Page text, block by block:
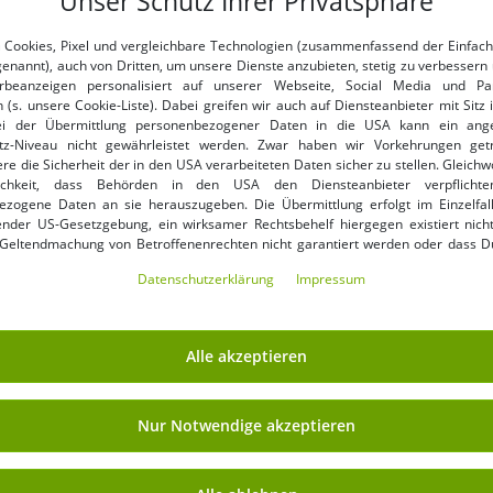
feminines Dangerous DNGRS
Damen Kleid mit Baumwolle
Schwarz
UVP:49,99 €* 12,99 €
In den Warenkorb
leichtes Dangerous DNGRS
Damen Kleid Kordelzug Kapuze
280 g/m² mit Baumwolle
Schwarz/Weiß
UVP: 39,99 €* 9,99 €
In den Warenkorb
-72% -72%
Pixel und vergleichbare Technologien (zusammenfassend der
auch von Dritten, um unsere Dienste anzubieten, stetig zu verbessern
personalisiert auf unserer Webseite, Social Media und
(s. unsere Cookie-Liste). Dabei greifen wir auch auf Diensteanbieter mit Sitz
der Übermittlung personenbezogener Daten in die USA kann ein
Niveau nicht gewährleistet werden. Zwar haben wir Vorkehrungen
die Sicherheit der in den USA verarbeiteten Daten sicher zu stellen.
dass Behörden in den USA den Diensteanbieter
Daten an sie herauszugeben. Die Übermittlung erfolgt im
US-Gesetzgebung, ein wirksamer Rechtsbehelf hiergegen existiert
von Betroffenenrechten nicht garantiert werden oder dass
in die USA für einverstanden (s.a. unsere Datenschutzerklärung). Du hast
erklären oder unter „Weitere Einstellungen“ an Deine Wünsche
kannst Du jederzeit über „Datenschutz-Einstellungen“ am Ende jeder
die Zukunft widerrufen oder ändern.
Daten­schutz­erklärung Impressum
Alle akzeptieren
Nur Notwendige akzeptieren